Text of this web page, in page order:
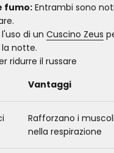
fumo:Entrambi sono
di un Cuscino Zeus
notte.
ridurre il russare
Vantaggi
Rafforzano i
nella respirazione